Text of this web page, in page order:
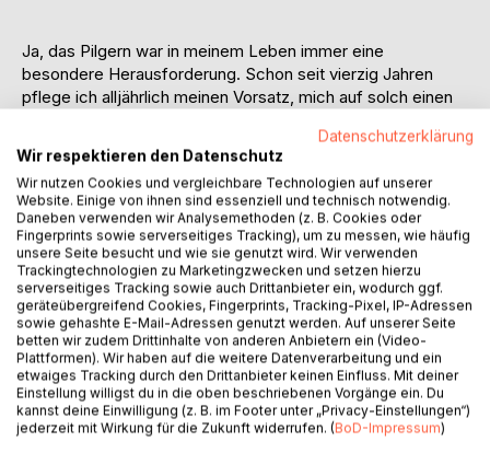
Ja, das Pilgern war in meinem Leben immer eine
besondere Herausforderung. Schon seit vierzig Jahren
pflege ich alljährlich meinen Vorsatz, mich auf solch einen
gehen.Doch nicht nur des Weges halber,sondern um auch
anzukommen, an einem vertrauten heiligen
Sehnsuchtsort.Sich selbst dabei spüren,mit den Füßen im
weichen Gras, auf den knorrigen Wurzeln der Waldwege,
den steinigen Bergpfaden und oft auch auf dem Asphalt
der Landstraßen. Unterwegs sein im herbstlichen
raschelden Laub, auf bunten Blumenwiesen und durch
malerische Ortschaften. Erlebnisse welche in den
Erinnerungen Wurzel schlagen und eindrucksvoller sind als
so mancher Urlaub.So beschloss ich, all diese
Pilgerabenteuer in ein Buch zu fassen um meine Leser
mitzunehmen auf diesen verschlungenen Pfaden,um sich
mit mir zu freuen, aber auch manchmal zu leiden und um
den Kopf frei zu bekommen für das Leben. Gott spüren
Datenschutzerklärung
Wir respektieren den Datenschutz
Wir nutzen Cookies und vergleichbare Technologien auf unserer
Website. Einige von ihnen sind essenziell und technisch notwendig.
Daneben verwenden wir Analysemethoden (z. B. Cookies oder
Fingerprints sowie serverseitiges Tracking), um zu messen, wie häufig
unsere Seite besucht und wie sie genutzt wird. Wir verwenden
Trackingtechnologien zu Marketingzwecken und setzen hierzu
serverseitiges Tracking sowie auch Drittanbieter ein, wodurch ggf.
geräteübergreifend Cookies, Fingerprints, Tracking-Pixel, IP-Adressen
sowie gehashte E-Mail-Adressen genutzt werden. Auf unserer Seite
betten wir zudem Drittinhalte von anderen Anbietern ein (Video-
Plattformen). Wir haben auf die weitere Datenverarbeitung und ein
etwaiges Tracking durch den Drittanbieter keinen Einfluss. Mit deiner
Einstellung willigst du in die oben beschriebenen Vorgänge ein. Du
kannst deine Einwilligung (z. B. im Footer unter „Privacy-Einstellungen“)
jederzeit mit Wirkung für die Zukunft widerrufen. (BoD-Impressum)